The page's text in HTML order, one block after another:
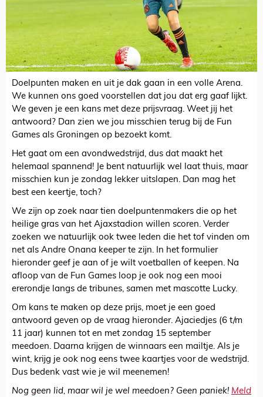
Doelpunten maken en uit je dak gaan in een volle Arena.
We kunnen ons goed voorstellen dat jou dat erg gaaf lijkt.
We geven je een kans met deze prijsvraag. Weet jij het
antwoord? Dan zien we jou misschien terug bij de Fun
Games als Groningen op bezoekt komt.
Het gaat om een avondwedstrijd, dus dat maakt het
helemaal spannend! Je bent natuurlijk wel laat thuis, maar
misschien kun je zondag lekker uitslapen. Dan mag het
best een keertje, toch?
We zijn op zoek naar tien doelpuntenmakers die op het
heilige gras van het Ajaxstadion willen scoren. Verder
zoeken we natuurlijk ook twee leden die het tof vinden om
net als Andre Onana keeper te zijn. In het formulier
hieronder geef je aan of je wilt voetballen of keepen. Na
afloop van de Fun Games loop je ook nog een mooi
ererondje langs de tribunes, samen met mascotte Lucky.
Om kans te maken op deze prijs, moet je een goed
antwoord geven op de vraag hieronder. Ajaciedjes (6 t/m
11 jaar) kunnen tot en met zondag 15 september
meedoen. Daarna krijgen de winnaars een mailtje. Als je
wint, krijg je ook nog eens twee kaartjes voor de wedstrijd.
Dus bedenk vast wie je wil meenemen!
Nog geen lid, maar wil je wel meedoen? Geen paniek! Meld